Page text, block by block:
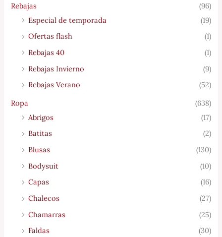
Rebajas
(96)
Especial de temporada
(19)
Ofertas flash
(1)
Rebajas 40
(1)
Rebajas Invierno
(9)
Rebajas Verano
(52)
Ropa
(638)
Abrigos
(17)
Batitas
(2)
Blusas
(130)
Bodysuit
(10)
Capas
(16)
Chalecos
(27)
Chamarras
(25)
Faldas
(30)